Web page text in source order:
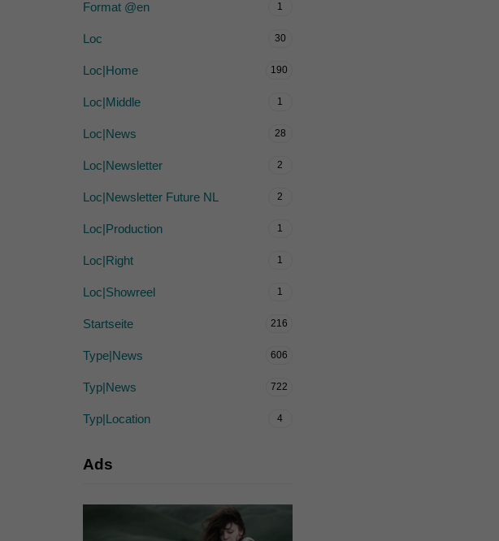
Format @en 1
Loc 30
Loc|Home 190
Loc|Middle 1
Loc|News 28
Loc|Newsletter 2
Loc|Newsletter Future NL 2
Loc|Production 1
Loc|Right 1
Loc|Showreel 1
Startseite 216
Type|News 606
Typ|News 722
Typ|Location 4
Ads